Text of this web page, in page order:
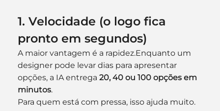
1. Velocidade (o logo fica
pronto em segundos)
A maior vantagem é a rapidez.Enquanto um
designer pode levar dias para apresentar
opções, a IA entrega 20, 40 ou 100 opções em
minutos.
Para quem está com pressa, isso ajuda muito.